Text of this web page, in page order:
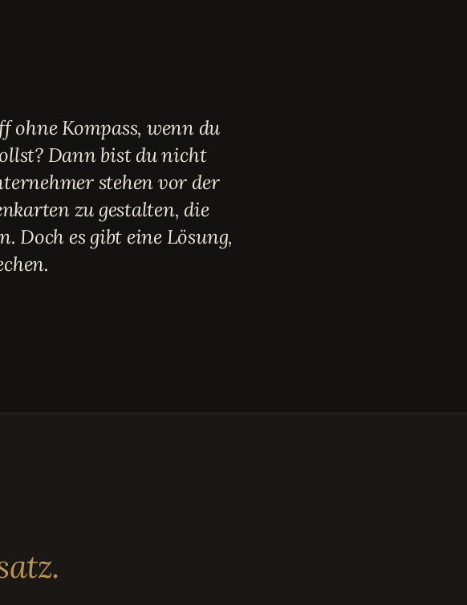
ohne Kompass, wenn du
Dann bist du nicht
stehen vor der
zu gestalten, die
Doch es gibt eine Lösung,